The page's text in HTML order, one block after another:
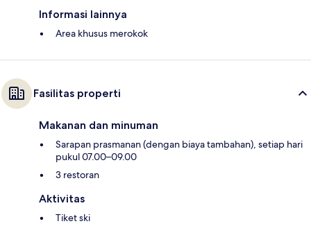
Informasi lainnya
Area khusus merokok
Fasilitas properti
Makanan dan minuman
Sarapan prasmanan (dengan biaya tambahan), setiap hari
pukul 07.00–09.00
3 restoran
Aktivitas
Tiket ski